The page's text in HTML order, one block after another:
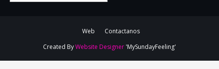
Web
Contactanos
Created ByWebsite Designer 'MySundayFeeling'